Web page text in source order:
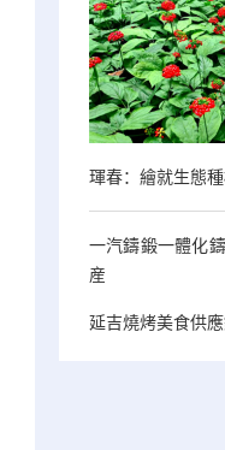
琿春：繪就生態
一汽鑄鍛一體化
産
延吉燒烤美食供